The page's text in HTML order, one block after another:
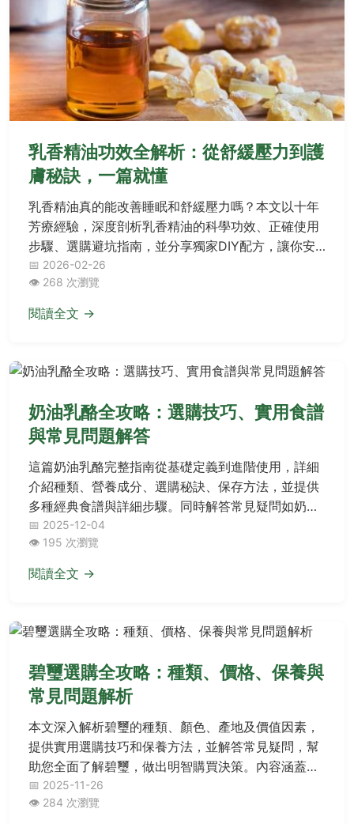
乳香精油功效全解析：從舒緩壓力到護
膚秘訣，一篇就懂
乳香精油真的能改善睡眠和舒緩壓力嗎？本文以十年
芳療經驗，深度剖析乳香精油的科學功效、正確使用
步驟、選購避坑指南，並分享獨家DIY配方，讓你安
全有效地融入日常生活。
📅 2026-02-26
👁️ 268 次瀏覽
閱讀全文 →
奶油乳酪全攻略：選購技巧、實用食譜
與常見問題解答
這篇奶油乳酪完整指南從基礎定義到進階使用，詳細
介紹種類、營養成分、選購秘訣、保存方法，並提供
多種經典食譜與詳細步驟。同時解答常見疑問如奶油
乳酪能否冷凍、如何替代等，幫助您從新手變專家，
輕鬆應對烘焙與烹飪需求。
📅 2025-12-04
👁️ 195 次瀏覽
閱讀全文 →
碧璽選購全攻略：種類、價格、保養與
常見問題解析
本文深入解析碧璽的種類、顏色、產地及價值因素，
提供實用選購技巧和保養方法，並解答常見疑問，幫
助您全面了解碧璽，做出明智購買決策。內容涵蓋碧
璽的歷史、真假辨別、市場價格範圍，以及個人經驗
分享，適合初學者和進階愛好者閱讀。
📅 2025-11-26
👁️ 284 次瀏覽